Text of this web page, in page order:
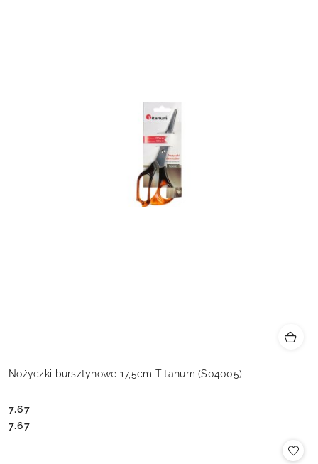
Nożyczki bursztynowe 17,5cm Titanum (S04005)
Cena:
7.67
Cena:
7.67